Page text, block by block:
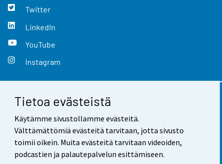
Tietoa evästeistä
Käytämme sivustollamme evästeitä.
Välttämättömiä evästeitä tarvitaan, jotta sivusto
toimii oikein. Muita evästeitä tarvitaan videoiden,
podcastien ja palautepalvelun esittämiseen.
Twitter
LinkedIn
YouTube
Instagram
Yhteystiedot
Palaute
Käyttöehdot